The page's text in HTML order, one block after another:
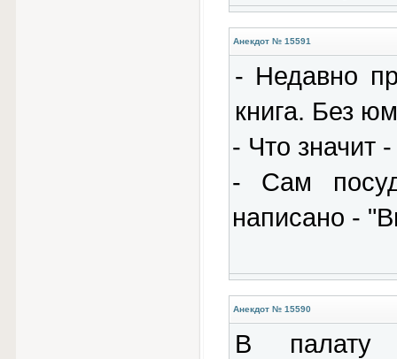
Анекдот № 15591
- Недавно
книга. Без
- Что значит
- Сам
написано -
Анекдот № 15590
В палату